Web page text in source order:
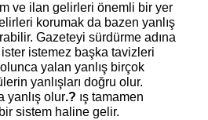
ve ilan gelirleri önemli bir yer
korumak da bazen yanlış
Gazeteyi sürdürme adına
istemez başka tavizleri
yalan yanlış birçok
yanlışları doğru olur.
yanlış olur.? ış tamamen
sistem haline gelir.